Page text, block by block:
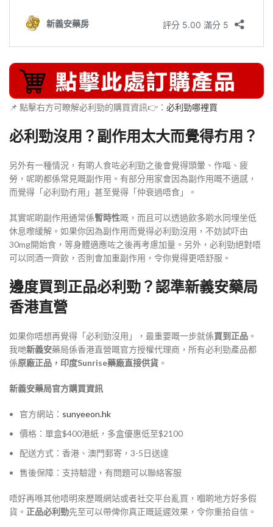
📌 點擊右方可瞭解必利勁的購買資訊👉： 必利勁哪裡買
必利勁沒用？副作用太大而覺得冇用？
另外有一種情況，有啲人食咗必利勁之後會覺得頭暈、作嘔、疲
勞，呢啲都係常見嘅副作用。有部分用家會因為副作用嘅不適感，
而覺得「必利勁冇用」甚至覺得「仲衰過唔食」。
其實呢啲副作用通常係暫時性嘅，而且可以透過飲多啲水同埋坐低
休息嚟緩解 。如果你因為副作用而覺得必利勁沒用，不妨試吓由
30mg開始食，等身體適應咗之後再考慮加量。另外，必利勁絕對唔
可以同酒一齊飲，否則會加重副作用，令你覺得更唔舒服。
邊度買到正品必利勁？認準新義安藥局
香港直營
如果你唔想再覺得「必利勁沒用」，最重要嘅一步就係買到正品 。
我哋新義安藥局係香港直營嘅官方授權代理商，所有必利勁產品都
係原廠正品，印度Sunrise藥廠直接供貨 。
新義安藥局官方購買資訊
官方網站： sunyeeon.hk
價格：單盒$400港紙，多盒優惠低至$2100
配送方式：香港、澳門郵寄，3-5日送達
售後保障：支持驗證，有問題可以聯絡客服
唔好再喺其他唔明來歷嘅網站或者社交平台亂買，嗰啲地方好多假
貨。 正品必利勁先至可以帶俾你真正嘅延遲效果，令你重拾自信。